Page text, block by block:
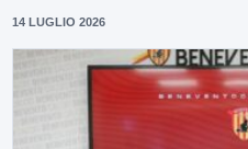
14 LUGLIO 2026